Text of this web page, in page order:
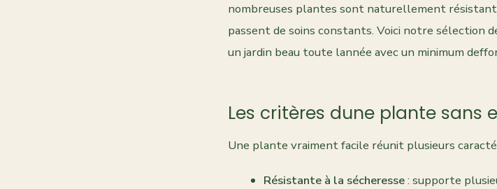
nombreuses plantes sont naturellement
passent de soins constants. Voici notre sélection
un jardin beau toute lannée avec un minimum
Les critères dune plante sans
Une plante vraiment facile réunit plusieurs
Résistante à la sécheresse: supporte